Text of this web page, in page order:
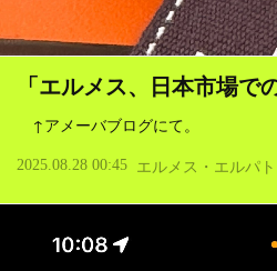
「エルメス、日本市場
↑アメーバブログにて。
2025.08.28 00:45